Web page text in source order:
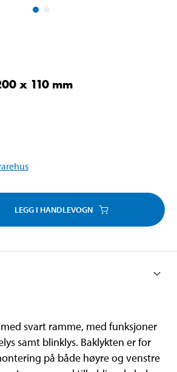
x 110 mm
LEGG I HANDLEVOGN
svart ramme, med funksjoner
samt blinklys. Baklykten er for
på både høyre og venstre